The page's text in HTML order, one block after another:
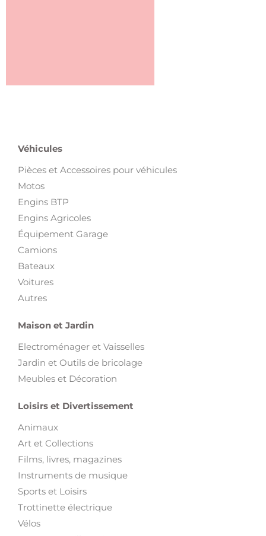
Véhicules
Pièces et Accessoires pour véhicules
Motos
Engins BTP
Engins Agricoles
Équipement Garage
Camions
Bateaux
Voitures
Autres
Maison et Jardin
Electroménager et Vaisselles
Jardin et Outils de bricolage
Meubles et Décoration
Loisirs et Divertissement
Animaux
Art et Collections
Films, livres, magazines
Instruments de musique
Sports et Loisirs
Trottinette électrique
Vélos